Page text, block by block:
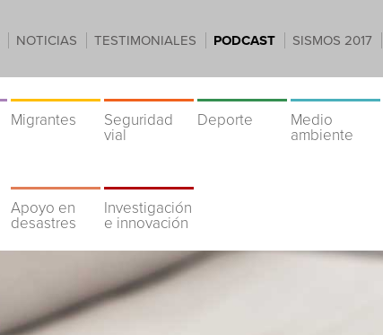
NOTICIAS TESTIMONIALES PODCAST SISMOS 2017
Migrantes
Seguridad
vial
Deporte
Medio
ambiente
Apoyo en
desastres
Investigación
e innovación